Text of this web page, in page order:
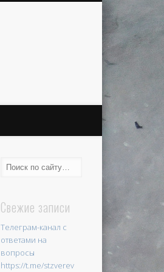
Свежие записи
Телеграм-канал с
ответами на
вопросы
https://t.me/stzverev